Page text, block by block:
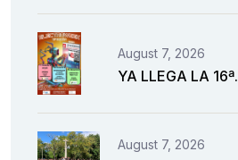
August 7, 2026
YA LLEGA LA 16ª.
August 7, 2026